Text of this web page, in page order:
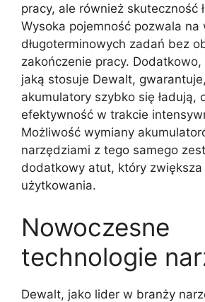
pracy, ale również skuteczność
Wysoka pojemność pozwala na
długoterminowych zadań bez
zakończenie pracy.
jaką stosuje Dewalt,
akumulatory szybko się ładują,
efektywność w trakcie
Możliwość wymiany
narzędziami z tego samego
dodatkowy atut, który
użytkowania.
Nowoczesne
technologie
Dewalt, jako lider w branży